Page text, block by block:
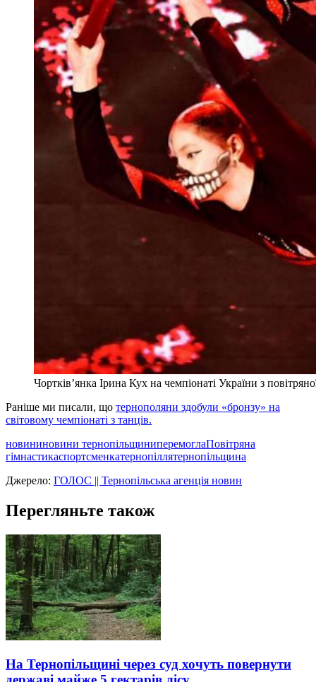
Чортків’янка Ірина Кух на чемпіонаті України з
Раніше ми писали, що тернополяни здобули «бронзу» на
світовому чемпіонаті з танців.
новининовини тернопільщиниперемоглаПовітряна
гімнастикаспортсменкатернопіллятернопільщина
Джерело: ГОЛОС || Тернопільська агенція новин
Перегляньте також
На Тернопільщині через суд хочуть повернути